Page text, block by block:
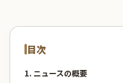
目次
1. ニュースの概要